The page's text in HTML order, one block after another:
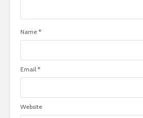
Name *
Email *
Website